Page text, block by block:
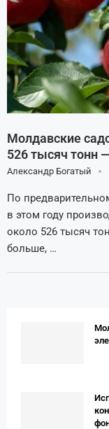
Молдавские
526 тысяч тонн
Александр Богатый
По
в этом году
около 526 тысяч
больше, …